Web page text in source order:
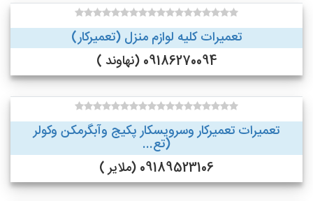
تعمیرات کلیه لوازم منزل (تعمیرکار)
09186270094 (نهاوند )
تعمیرات تعمیرکار وسرویسکار پکیج وآبگرمکن وکولر
(تع...
09189523106 (ملایر )